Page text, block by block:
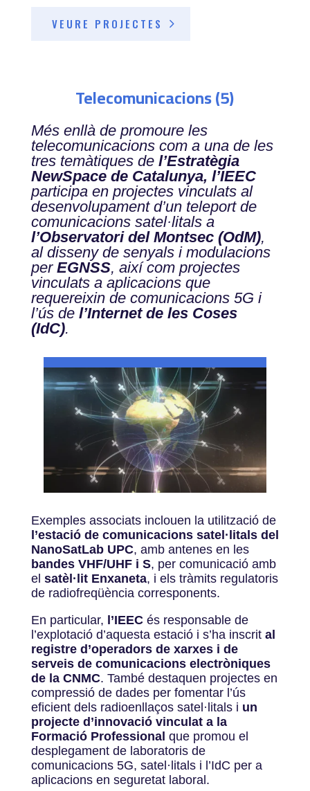
VEURE PROJECTES
Telecomunicacions (5)
Més enllà de promoure les
telecomunicacions com a una de les
tres temàtiques de l’Estratègia
NewSpace de Catalunya, l’IEEC
participa en projectes vinculats al
desenvolupament d’un teleport de
comunicacions satel·litals a
l’Observatori del Montsec (OdM),
al disseny de senyals i modulacions
per EGNSS, així com projectes
vinculats a aplicacions que
requereixin de comunicacions 5G i
l’ús de l’Internet de les Coses
(IdC).
Exemples associats inclouen la utilització de
l’estació de comunicacions satel·litals del
NanoSatLab UPC, amb antenes en les
bandes VHF/UHF i S, per comunicació amb
el satèl·lit Enxaneta, i els tràmits regulatoris
de radiofreqüència corresponents.
En particular, l’IEECés responsable de
l’explotació d’aquesta estació i s’ha inscrit al
registre d’operadors de xarxes i de
serveis de comunicacions electròniques
de la CNMC. També destaquen projectes en
compressió de dades per fomentar l’ús
eficient dels radioenllaços satel·litals i un
projecte d’innovació vinculat a la
Formació Professional que promou el
desplegament de laboratoris de
comunicacions 5G, satel·litals i l’IdC per a
aplicacions en seguretat laboral.